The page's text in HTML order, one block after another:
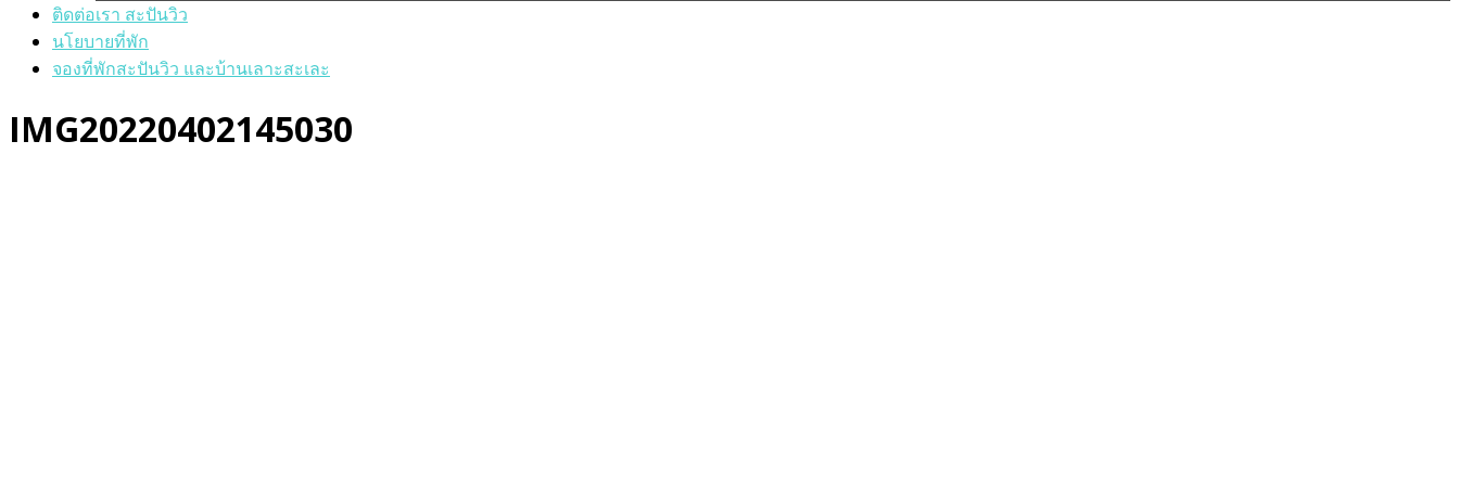
ติดต่อเรา สะปันวิว
นโยบายที่พัก
จองที่พักสะปันวิว และบ้านเลาะสะเละ
IMG20220402145030